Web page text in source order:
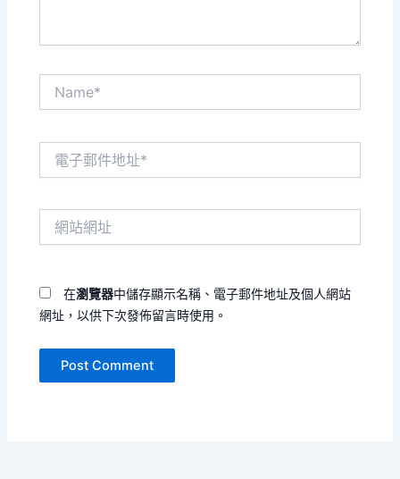
在瀏覽器中儲存顯示名稱、電子郵件地址及個人網站
網址，以供下次發佈留言時使用。